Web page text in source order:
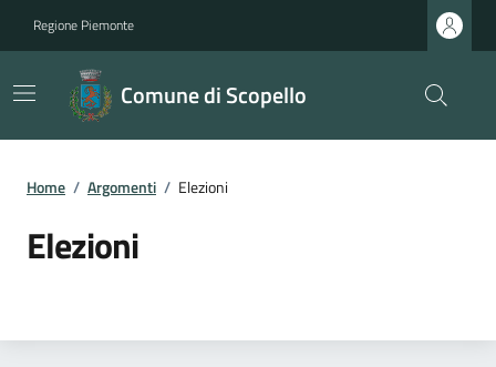
Regione Piemonte
Comune di Scopello
Home / Argomenti / Elezioni
Elezioni